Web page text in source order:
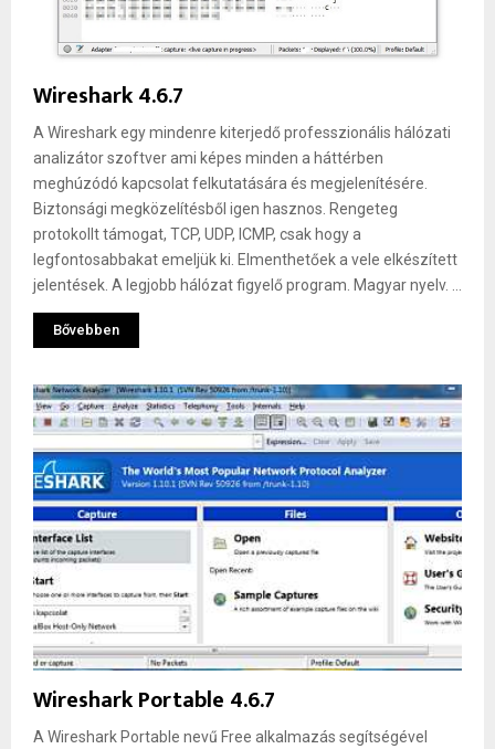
Wireshark 4.6.7
A Wireshark egy mindenre kiterjedő professzionális hálózati
analizátor szoftver ami képes minden a háttérben
meghúzódó kapcsolat felkutatására és megjelenítésére.
Biztonsági megközelítésből igen hasznos. Rengeteg
protokollt támogat, TCP, UDP, ICMP, csak hogy a
legfontosabbakat emeljük ki. Elmenthetőek a vele elkészített
jelentések. A legjobb hálózat figyelő program. Magyar nyelv. ...
Bővebben
Wireshark Portable 4.6.7
A Wireshark Portable nevű Free alkalmazás segítségével